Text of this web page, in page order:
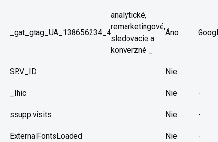
_gat_gtag_UA_138656234_4
analytické,
remarketingové,
sledovacie a
konverzné _
Áno
SRV_ID Nie .
_Ihic Nie -
ssupp.visits Nie -
ExternalFontsLoaded Nie -